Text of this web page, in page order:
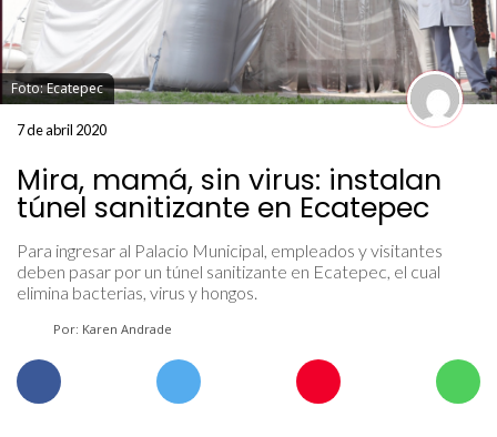
Foto: Ecatepec
7 de abril 2020
Mira, mamá, sin virus: instalan
túnel sanitizante en Ecatepec
Para ingresar al Palacio Municipal, empleados y visitantes
deben pasar por un túnel sanitizante en Ecatepec, el cual
elimina bacterias, virus y hongos.
Por: Karen Andrade